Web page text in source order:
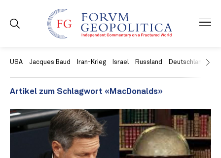
USA Jacques Baud Iran-Krieg Israel Russland Deutschland
Artikel zum Schlagwort «MacDonalds»